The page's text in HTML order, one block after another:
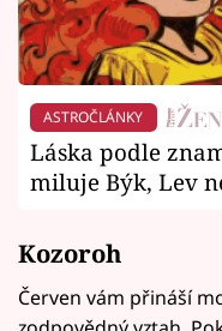
ASTROČLÁNKY
Láska podle
miluje Býk, Lev
Kozoroh
Červen vám přináší